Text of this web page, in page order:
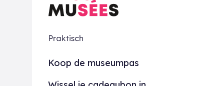
Praktisch
Koop de museumpas